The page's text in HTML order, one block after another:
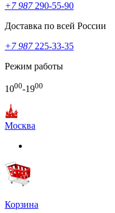
+7 987290-55-90
Доставка по всей России
+7 987225-33-35
Режим работы
1000-1900
Москва
Корзина